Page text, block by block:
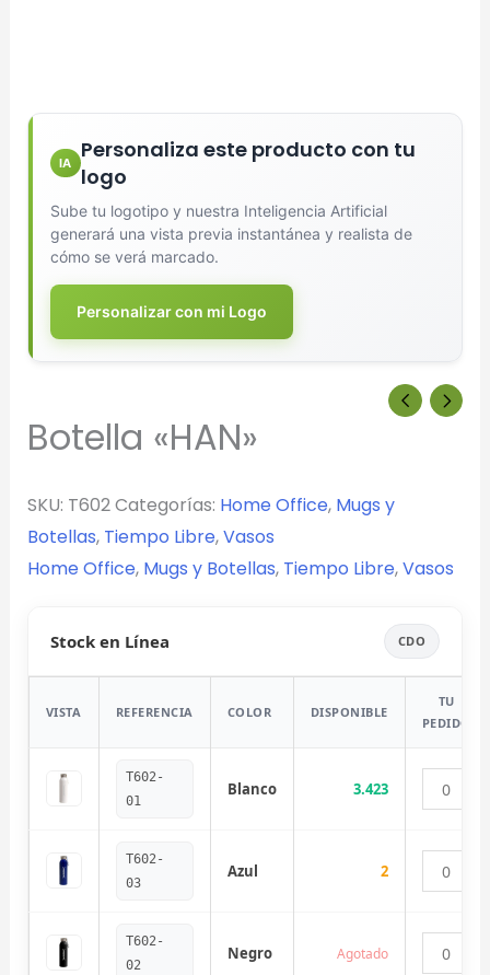
IA
Personaliza este producto con tu
logo
Sube tu logotipo y nuestra Inteligencia Artificial
generará una vista previa instantánea y realista de
cómo se verá marcado.
Personalizar con mi Logo
Botella «HAN»
SKU: T602Categorías: Home Office, Mugs y
Botellas, Tiempo Libre,Vasos
Home Office, Mugs y Botellas, Tiempo Libre,Vasos
Stock en Línea CDO
VISTA REFERENCIA COLOR DISPONIBLE
TU
PEDIDO
T602-
01
Blanco 3.423
T602-
03
Azul 2
T602-
02
Negro Agotado